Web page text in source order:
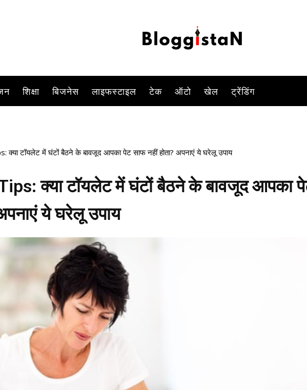
शिक्षा बिजनेस लाइफस्टाइल टेक ऑटो खेल ट्रेंडिंग
टॉयलेट में घंटों बैठने के बावजूद आपका पेट साफ नहीं होता? अपनाएं ये घरेलू उपाय
क्‍या टॉयलेट में घंटों बैठने के बावजूद आपका
ये घरेलू उपाय